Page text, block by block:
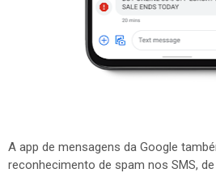
A app de mensagens da Google
reconhecimento de spam nos SMS,